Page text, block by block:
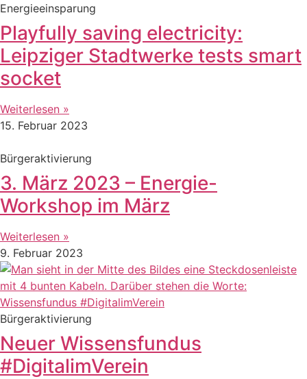
Energieeinsparung
Playfully saving electricity:
Leipziger Stadtwerke tests smart
socket
Weiterlesen »
15. Februar 2023
Bürgeraktivierung
3. März 2023 – Energie-
Workshop im März
Weiterlesen »
9. Februar 2023
Bürgeraktivierung
Neuer Wissensfundus
#DigitalimVerein